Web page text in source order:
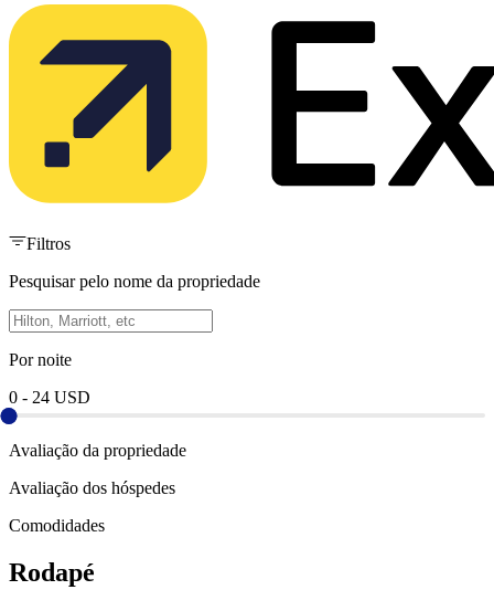
Filtros
Pesquisar pelo nome da propriedade
Por noite
0 - 24 USD
Avaliação da propriedade
Avaliação dos hóspedes
Comodidades
Rodapé